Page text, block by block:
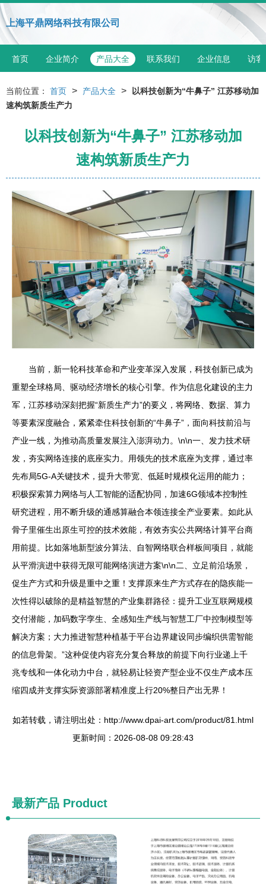
上海平鼎网络科技有限公司
首页 企业简介 产品大全 联系我们 企业信息 访客
当前位置： 首页 > 产品大全 >
以科技创新为“牛鼻子” 江苏移动加
速构筑新质生产力
以科技创新为“牛鼻子” 江苏移动加
速构筑新质生产力
当前，新一轮科技革命和产业变革深入发展，科技创新已成为
重塑全球格局、驱动经济增长的核心引擎。作为信息化建设的主力
军，江苏移动深刻把握“新质生产力”的要义，将网络、数据、算力
等要素深度融合，紧紧牵住科技创新的“牛鼻子”，面向科技前沿与
产业一线，为推动高质量发展注入澎湃动力。\n\n一、发力技术研
发，夯实网络连接的底座实力。用领先的技术底座为支撑，通过率
先布局5G-A关键技术，提升大带宽、低延时规模化运用的能力；
积极探索算力网络与人工智能的适配协同，加速6G领域本控制性
研究进程，用不断升级的通感算融合本领连接全产业要素。如此从
骨子里催生出原生可控的技术效能，有效夯实公共网络计算平台商
用前提。比如落地新型波分算法、自智网络联合样板间项目，就能
从平滑演进中获得无限可能网络演进方案\n\n二、立足前沿场景，
促生产方式和升级是重中之重！支撑原来生产方式存在的隐疾能一
次性得以破除的是精益智慧的产业集群路径：提升工业互联网规模
交付潜能，加码数字孪生、全感知生产线与智慧工厂中控制模型等
解决方案；大力推进智慧种植基于平台边界建设同步编织供需智能
的信息骨架。”这种促使内容充分复合释放的前提下向行业递上千
兆专线和一体化动力中台，就轻易让轻资产型企业不仅生产成本压
缩四成并支撑实际资源部署精准度上行20%整日产出无界！
如若转载，请注明出处：http://www.dpai-art.com/product/81.html
更新时间：2026-08-08 09:28:43
最新产品 Product